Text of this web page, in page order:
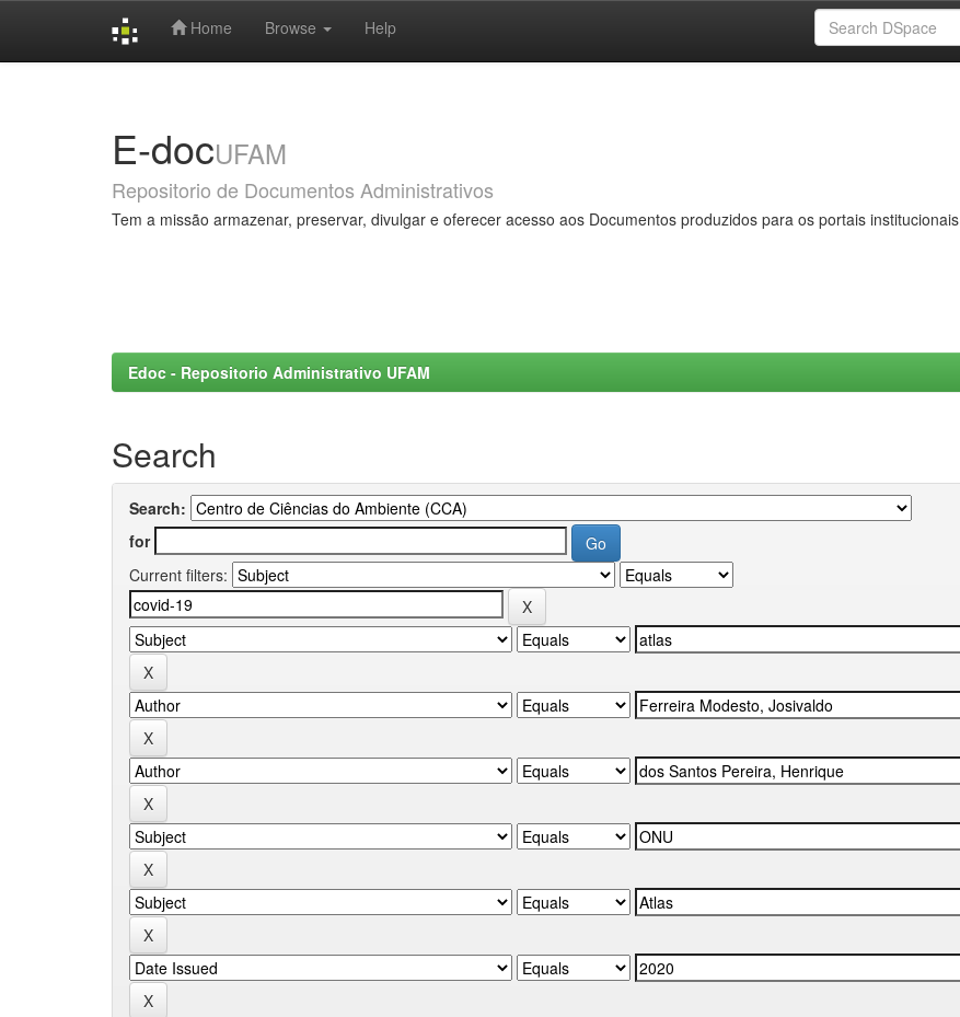
Home Browse Help
E-docUFAM
Repositorio de Documentos Administrativos
Tem a missão armazenar, preservar, divulgar e oferecer acesso aos Documentos produzidos para os portais institucionais
Edoc - Repositorio Administrativo UFAM
Search
Search:
for
Current filters: